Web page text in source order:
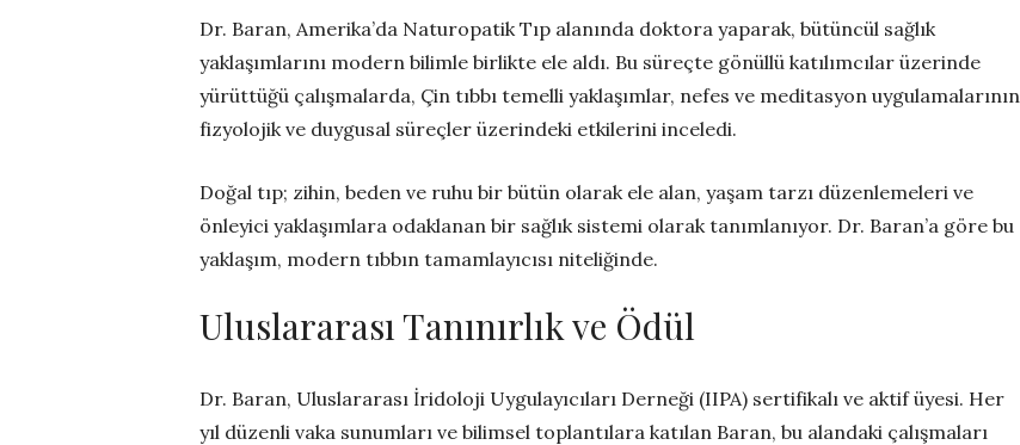
Dr. Baran, Amerika’da Naturopatik Tıp alanında doktora yaparak, bütüncül sağlık
yaklaşımlarını modern bilimle birlikte ele aldı. Bu süreçte gönüllü katılımcılar üzerinde
yürüttüğü çalışmalarda, Çin tıbbı temelli yaklaşımlar, nefes ve meditasyon uygulamalarının
fizyolojik ve duygusal süreçler üzerindeki etkilerini inceledi.
Doğal tıp; zihin, beden ve ruhu bir bütün olarak ele alan, yaşam tarzı düzenlemeleri ve
önleyici yaklaşımlara odaklanan bir sağlık sistemi olarak tanımlanıyor. Dr. Baran’a göre bu
yaklaşım, modern tıbbın tamamlayıcısı niteliğinde.
Uluslararası Tanınırlık ve Ödül
Dr. Baran, Uluslararası İridoloji Uygulayıcıları Derneği (IIPA) sertifikalı ve aktif üyesi. Her
yıl düzenli vaka sunumları ve bilimsel toplantılara katılan Baran, bu alandaki çalışmaları